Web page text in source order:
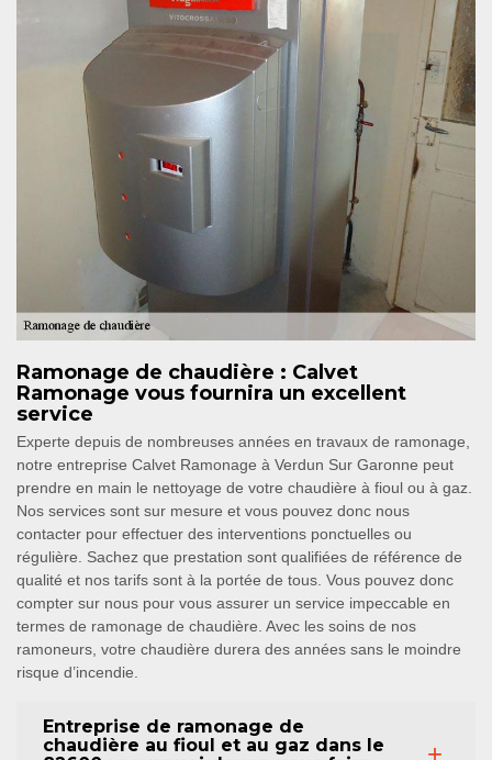
Ramonage de chaudière : Calvet
Ramonage vous fournira un excellent
service
Experte depuis de nombreuses années en travaux de ramonage,
notre entreprise Calvet Ramonage à Verdun Sur Garonne peut
prendre en main le nettoyage de votre chaudière à fioul ou à gaz.
Nos services sont sur mesure et vous pouvez donc nous
contacter pour effectuer des interventions ponctuelles ou
régulière. Sachez que prestation sont qualifiées de référence de
qualité et nos tarifs sont à la portée de tous. Vous pouvez donc
compter sur nous pour vous assurer un service impeccable en
termes de ramonage de chaudière. Avec les soins de nos
ramoneurs, votre chaudière durera des années sans le moindre
risque d’incendie.
Entreprise de ramonage de
chaudière au fioul et au gaz dans le